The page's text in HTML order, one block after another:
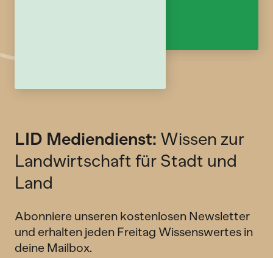
LID Mediendienst: Wissen zur
Landwirtschaft für Stadt und
Land
Abonniere unseren kostenlosen Newsletter
und erhalten jeden Freitag Wissenswertes in
deine Mailbox.